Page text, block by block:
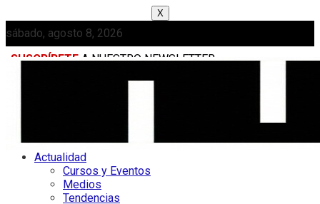
X
sábado, agosto 8, 2026
SUSCRÍBETE A NUESTRO NEWSLETTER
Actualidad
Cursos y Eventos
Medios
Tendencias